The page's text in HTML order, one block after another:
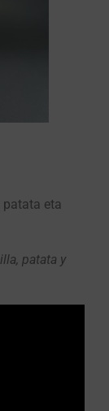
patata eta
patata y